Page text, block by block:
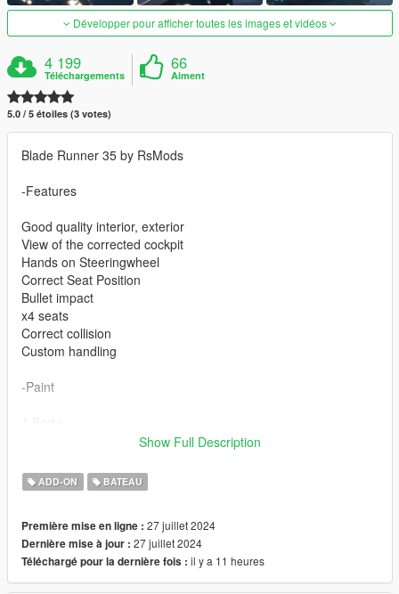
Développer pour afficher toutes les images et vidéos
4 199
Téléchargements
66
Aiment
5.0 / 5 étoiles (3 votes)
Blade Runner 35 by RsMods
-Features
Good quality interior, exterior
View of the corrected cockpit
Hands on Steeringwheel
Correct Seat Position
Bullet impact
x4 seats
Correct collision
Custom handling
-Paint
enjoy :)
Show Full Description
ADD-ON BATEAU
Première mise en ligne : 27 juillet 2024
Dernière mise à jour : 27 juillet 2024
Téléchargé pour la dernière fois : il y a 11 heures